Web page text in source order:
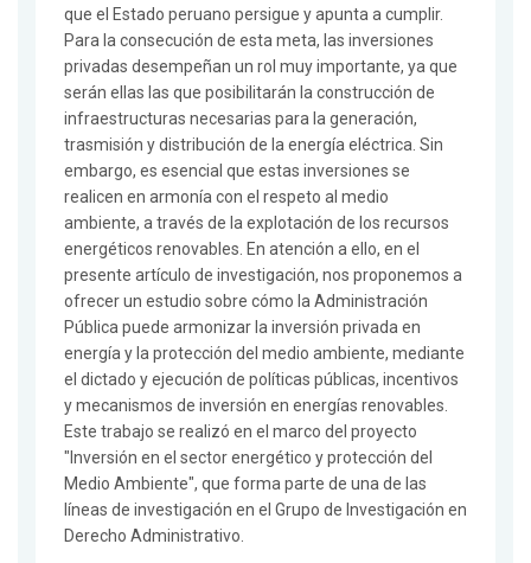
que el Estado peruano persigue y apunta a cumplir.
Para la consecución de esta meta, las inversiones
privadas desempeñan un rol muy importante, ya que
serán ellas las que posibilitarán la construcción de
infraestructuras necesarias para la generación,
trasmisión y distribución de la energía eléctrica. Sin
embargo, es esencial que estas inversiones se
realicen en armonía con el respeto al medio
ambiente, a través de la explotación de los recursos
energéticos renovables. En atención a ello, en el
presente artículo de investigación, nos proponemos a
ofrecer un estudio sobre cómo la Administración
Pública puede armonizar la inversión privada en
energía y la protección del medio ambiente, mediante
el dictado y ejecución de políticas públicas, incentivos
y mecanismos de inversión en energías renovables.
Este trabajo se realizó en el marco del proyecto
"Inversión en el sector energético y protección del
Medio Ambiente", que forma parte de una de las
líneas de investigación en el Grupo de Investigación en
Derecho Administrativo.